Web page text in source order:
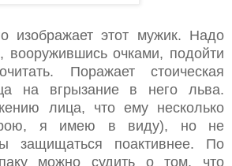
изображает этот мужик. Надо
вооружившись очками, подойти
Поражает стоическая
на вгрызание в него льва.
лица, что ему несколько
я имею в виду), но не
защищаться поактивнее. По
можно судить о том, что